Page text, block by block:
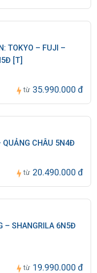
TOKYO – FUJI –
[T]
từ 35.990.000 đ
QUẢNG CHÂU 5N4Đ
từ 20.490.000 đ
– SHANGRILA 6N5Đ
từ 19.990.000 đ